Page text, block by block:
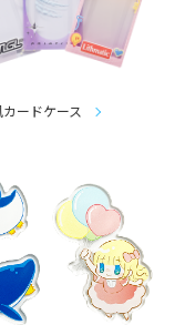
ードケース